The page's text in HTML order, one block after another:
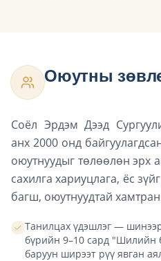
Оюутны
Соёл Эрдэм Дээд
анх 2000 онд
оюутнуудыг төлөөлөн эрх
сахилга хариуцлага, ёс
багш, оюутнуудтай
Танилцах үдэшлэг —
бүрийн 9–10 сард "Шилийн
баруун ширээт рүү явган